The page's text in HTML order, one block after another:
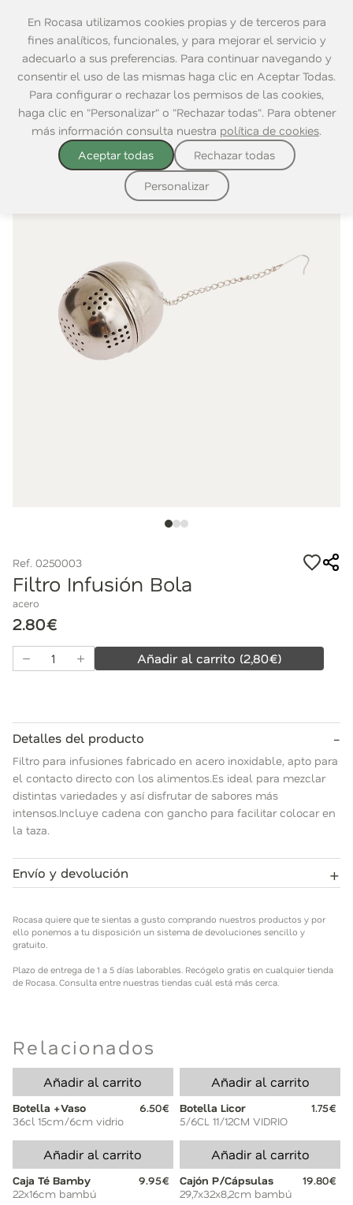
En Rocasa utilizamos cookies propias y de terceros para
fines analíticos, funcionales, y para mejorar el servicio y
adecuarlo a sus preferencias. Para continuar navegando y
consentir el uso de las mismas haga clic en Aceptar Todas.
Para configurar o rechazar los permisos de las cookies,
haga clic en "Personalizar" o "Rechazar todas". Para obtener
más información consulta nuestra política de cookies.
Aceptar todas
Rechazar todas
Personalizar
Home|Mesa|Café y Té
Ref. 0250003
Filtro Infusión Bola
acero
2.80€
Añadir al carrito (2,80€)
Detalles del producto -
Filtro para infusiones fabricado en acero inoxidable, apto para
el contacto directo con los alimentos.Es ideal para mezclar
distintas variedades y así disfrutar de sabores más
intensos.Incluye cadena con gancho para facilitar colocar en
la taza.
Envío y devolución +
productos y por ello ponemos a tu disposición un sistema de
devoluciones sencillo y gratuito.
cualquier tienda de Rocasa. Consulta entre nuestras tiendas
Rocasa quiere que te sientas a gusto comprando nuestros productos y por
ello ponemos a tu disposición un sistema de devoluciones sencillo y
gratuito.
Plazo de entrega de 1 a 5 días laborables. Recógelo gratis en cualquier tienda
de Rocasa. Consulta entre nuestras tiendas cuál está más cerca.
Relacionados
Añadir al carrito
Botella +Vaso
6.50€
36cl 15cm/6cm vidrio
Añadir al carrito
Botella Licor
1.75€
5/6CL 11/12CM VIDRIO
Añadir al carrito
Caja Té Bamby
9.95€
22x16cm bambú
Añadir al carrito
Cajón P/Cápsulas
19.80€
29,7x32x8,2cm bambú